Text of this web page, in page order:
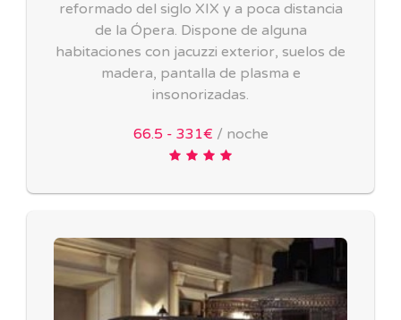
reformado del siglo XIX y a poca distancia
de la Ópera. Dispone de alguna
habitaciones con jacuzzi exterior, suelos de
madera, pantalla de plasma e
insonorizadas.
66.5 - 331€ / noche